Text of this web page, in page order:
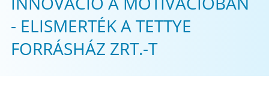
- ELISMERTÉK A TETTYE
FORRÁSHÁZ ZRT.-T